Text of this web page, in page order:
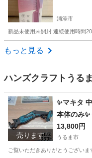
浦添市
新品未使用未開封 連続使用時間
沖縄 浦添市
もっと見る
ハンズクラフトうるま
売ります
✨マキタ
本体のみ
13,800円
うるま市
ご覧いただきありがとうござい